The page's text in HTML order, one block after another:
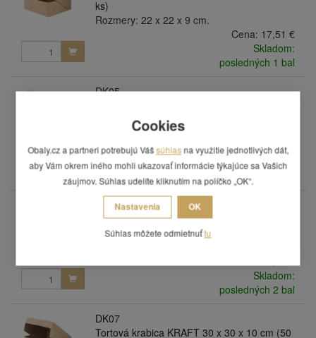
ks)
Rozmery: 22 x 22 x 9 cm.
Cena: 17,51 €
Skladom:
posledných 1 bal
DK05
Rozmery: 25 x 25 x 10 cm.
Cena:21,22 €
Skladom:
posledných 2 bal
DK06
Tortová krabica KRAFT 28 x 28 x 10 cm (50
ks)
Skladom:
posledných 2 bal
DK07
Tortová krabica KRAFT 30 x 30 x 10 cm (50
Cookies
Obaly.cz a partneri potrebujú Vášsúhlas na využitie jednotlivých dát,
aby Vám okrem iného mohli ukazovať informácie týkajúce sa Vašich
záujmov. Súhlas udelíte kliknutím na políčko „OK“.
Nastavenia OK
Súhlas môžete odmietnuťtu